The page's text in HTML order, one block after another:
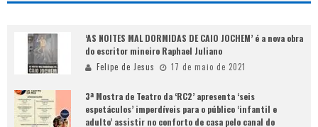
‘AS NOITES MAL DORMIDAS DE CAIO JOCHEM’ é a nova obra
do escritor mineiro Raphael Juliano
Felipe de Jesus 17 de maio de 2021
3ª Mostra de Teatro da ‘RC2’ apresenta ‘seis
espetáculos’ imperdíveis para o público ‘infantil e
adulto’ assistir no conforto de casa pelo canal do